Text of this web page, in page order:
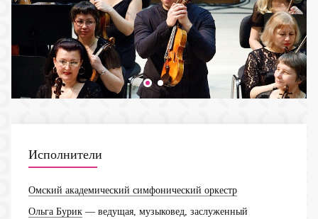
Исполнители
Омский академический симфонический оркестр
Ольга Бурик — ведущая, музыковед, заслуженный